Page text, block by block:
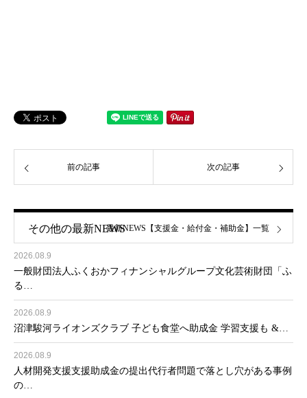
前の記事 次の記事
その他の最新NEWS
2026.08.9
一般財団法人ふくおかフィナンシャルグループ文化芸術財団「ふ
る…
2026.08.9
沼津駿河ライオンズクラブ 子ども食堂へ助成金 学習支援も &…
2026.08.9
人材開発支援支援助成金の提出代行者問題で落とし穴がある事例
の…
最新NEWS【支援金・給付金・補助金】一覧